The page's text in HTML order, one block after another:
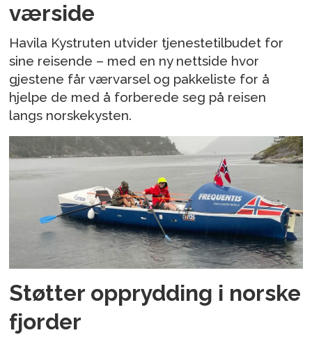
værside
Havila Kystruten utvider tjenestetilbudet for
sine reisende – med en ny nettside hvor
gjestene får værvarsel og pakkeliste for å
hjelpe de med å forberede seg på reisen
langs norskekysten.
Støtter opprydding i norske
fjorder